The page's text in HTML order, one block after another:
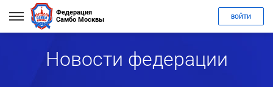
Федерация
Самбо Москвы
ВОЙТИ
Новости федерации